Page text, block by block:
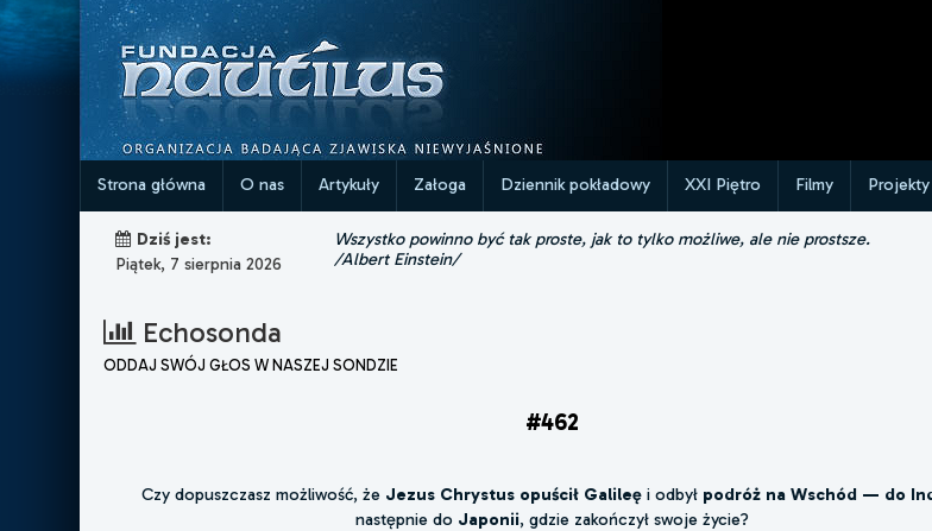
Strona główna O nas Artykuły Załoga Dziennik pokładowy XXI Piętro Filmy Projekty
Dziś jest:
Piątek, 7 sierpnia 2026
Wszystko powinno być tak proste, jak to tylko możliwe, ale nie prostsze.
/Albert Einstein/
Echosonda
ODDAJ SWÓJ GŁOS W NASZEJ SONDZIE
#462
Czy dopuszczasz możliwość, że Jezus Chrystus opuścił Galileęi odbył podróż na Wschód — do
następnie do Japonii, gdzie zakończył swoje życie?